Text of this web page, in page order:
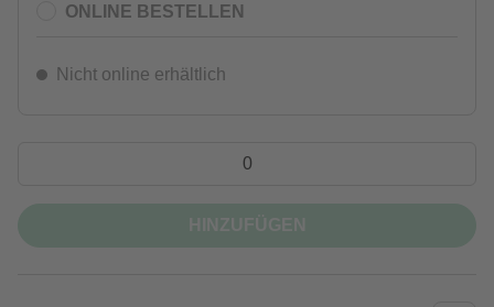
ONLINE BESTELLEN
Nicht online erhältlich